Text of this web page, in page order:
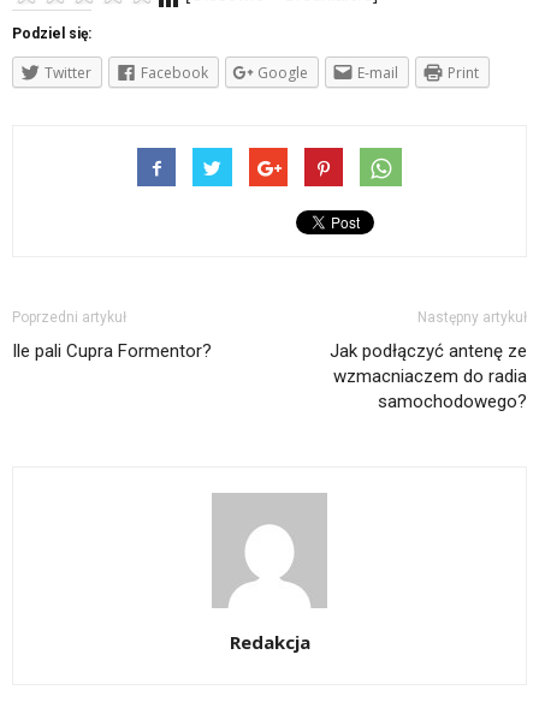
Podziel się:
Twitter Facebook Google E-mail Print
Poprzedni artykuł
Ile pali Cupra Formentor?
Następny artykuł
Jak podłączyć antenę ze
wzmacniaczem do radia
samochodowego?
Redakcja